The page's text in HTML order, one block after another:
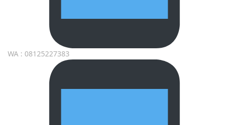
WA : 08125227383